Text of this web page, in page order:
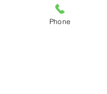
Stempel
Phone